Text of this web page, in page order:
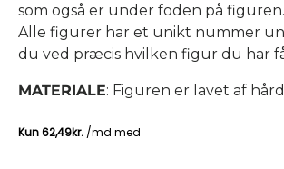
som også er under foden på figuren.
Alle figurer har et unikt nummer
du ved præcis hvilken figur du har
MATERIALE: Figuren er lavet af